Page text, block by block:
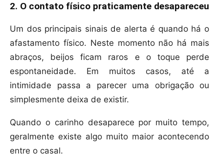
2. O contato físico praticamente desapareceu
Um dos principais sinais de alerta é quando há o
afastamento físico. Neste momento não há mais
abraços, beijos ficam raros e o toque perde
espontaneidade. Em muitos casos, até a
intimidade passa a parecer uma obrigação ou
simplesmente deixa de existir.
Quando o carinho desaparece por muito tempo,
geralmente existe algo muito maior acontecendo
entre o casal.